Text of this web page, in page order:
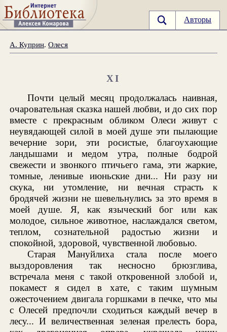
Авторы
А. Куприн.Олеся
XI
Почти целый месяц продолжалась наивная,
очаровательная сказка нашей любви, и до сих пор
вместе с прекрасным обликом Олеси живут с
неувядающей силой в моей душе эти пылающие
вечерние зори, эти росистые, благоухающие
ландышами и медом утра, полные бодрой
свежести и звонкого птичьего гама, эти жаркие,
томные, ленивые июньские дни... Ни разу ни
скука, ни утомление, ни вечная страсть к
бродячей жизни не шевельнулись за это время в
моей душе. Я, как языческий бог или как
молодое, сильное животное, наслаждался светом,
теплом, сознательной радостью жизни и
спокойной, здоровой, чувственной любовью.
Старая Мануйлиха стала после моего
выздоровления так несносно брюзглива,
встречала меня с такой откровенной злобой и,
покамест я сидел в хате, с таким шумным
ожесточением двигала горшками в печке, что мы
с Олесей предпочли сходиться каждый вечер в
лесу... И величественная зеленая прелесть бора,